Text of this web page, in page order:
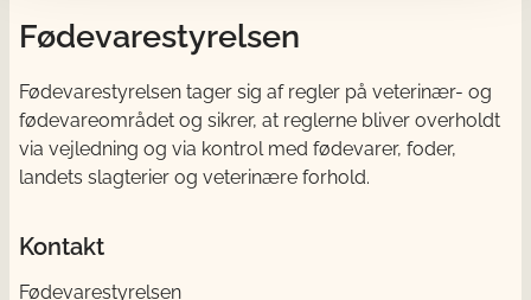
Fødevarestyrelsen
Fødevarestyrelsen tager sig af regler på veterinær- og
fødevareområdet og sikrer, at reglerne bliver overholdt
via vejledning og via kontrol med fødevarer, foder,
landets slagterier og veterinære forhold.
Kontakt
Fødevarestyrelsen